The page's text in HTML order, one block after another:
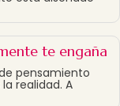
te engaña
pensamiento
realidad. A